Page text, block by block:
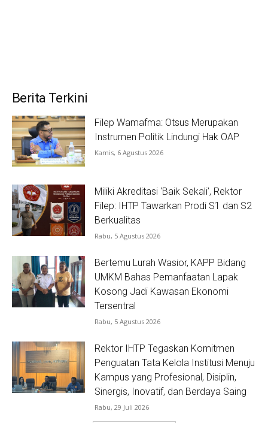
Berita Terkini
Filep Wamafma: Otsus Merupakan
Instrumen Politik Lindungi Hak OAP
Kamis, 6 Agustus 2026
Miliki Akreditasi ‘Baik Sekali’, Rektor
Filep: IHTP Tawarkan Prodi S1 dan S2
Berkualitas
Rabu, 5 Agustus 2026
Bertemu Lurah Wasior, KAPP Bidang
UMKM Bahas Pemanfaatan Lapak
Kosong Jadi Kawasan Ekonomi
Tersentral
Rabu, 5 Agustus 2026
Rektor IHTP Tegaskan Komitmen
Penguatan Tata Kelola Institusi Menuju
Kampus yang Profesional, Disiplin,
Sinergis, Inovatif, dan Berdaya Saing
Rabu, 29 Juli 2026